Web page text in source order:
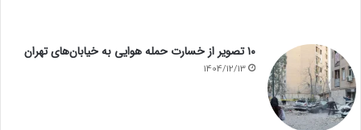
۱۰ تصویر از خسارت حمله هوایی به خیابان‌های تهران
1404/12/13